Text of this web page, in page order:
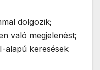
dolgozik;
való megjelenést;
alapú keresések